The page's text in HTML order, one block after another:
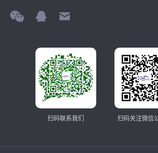
扫码联系我们 扫码关注微信